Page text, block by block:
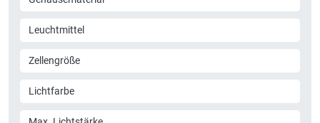
Leuchtmittel
Zellengröße
Lichtfarbe